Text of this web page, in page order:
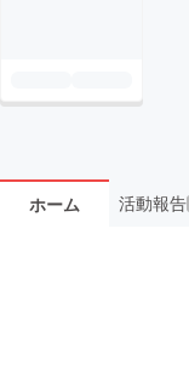
ホーム 活動報告